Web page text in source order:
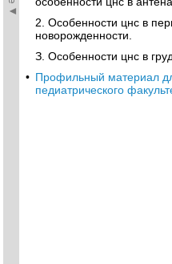
2. Особенности цнс в
новорожденности.
З. Особенности цнс в
• Профильный материал
педиатрического